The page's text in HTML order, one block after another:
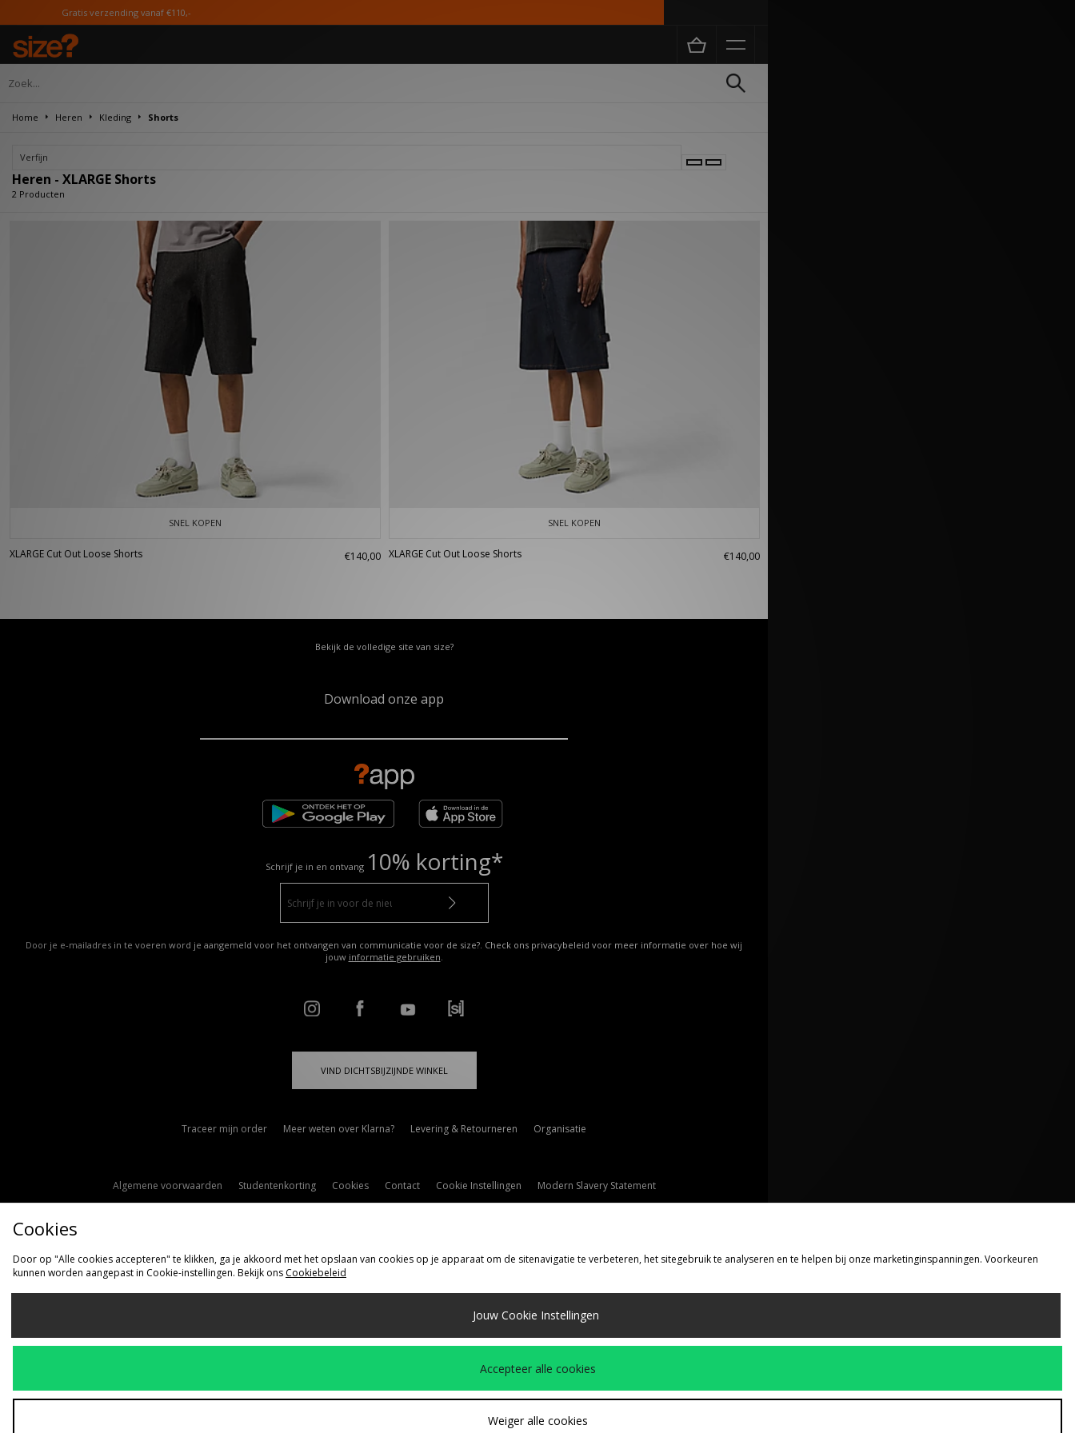
Gratis verzending vanaf €110,-
Home Heren Kleding Shorts
Verfijn
Heren - XLARGE Shorts
2 Producten
SNEL KOPEN
XLARGE Cut Out Loose Shorts €140,00
SNEL KOPEN
XLARGE Cut Out Loose Shorts €140,00
Bekijk de volledige site van size?
Download onze app
Schrijf je in en ontvang 10% korting*
Door je e-mailadres in te voeren word je aangemeld voor het ontvangen van communicatie voor de size?. Check ons privacybeleid voor meer informatie over hoe wij
jouw informatie gebruiken.
VIND DICHTSBIJZIJNDE WINKEL
Traceer mijn order Meer weten over Klarna? Levering & Retourneren Organisatie
Algemene voorwaarden Studentenkorting Cookies Contact Cookie Instellingen Modern Slavery Statement
Verzenden Naar
Cookies
Door op "Alle cookies accepteren" te klikken, ga je akkoord met het opslaan van cookies op je apparaat om de sitenavigatie te verbeteren, het sitegebruik te analyseren en te helpen bij onze marketinginspanningen. Voorkeuren
kunnen worden aangepast in Cookie-instellingen. Bekijk ons Cookiebeleid
Jouw Cookie Instellingen
Accepteer alle cookies
Weiger alle cookies